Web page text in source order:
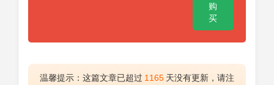
购
买
温馨提示：这篇文章已超过 1165 天没有更新，请注